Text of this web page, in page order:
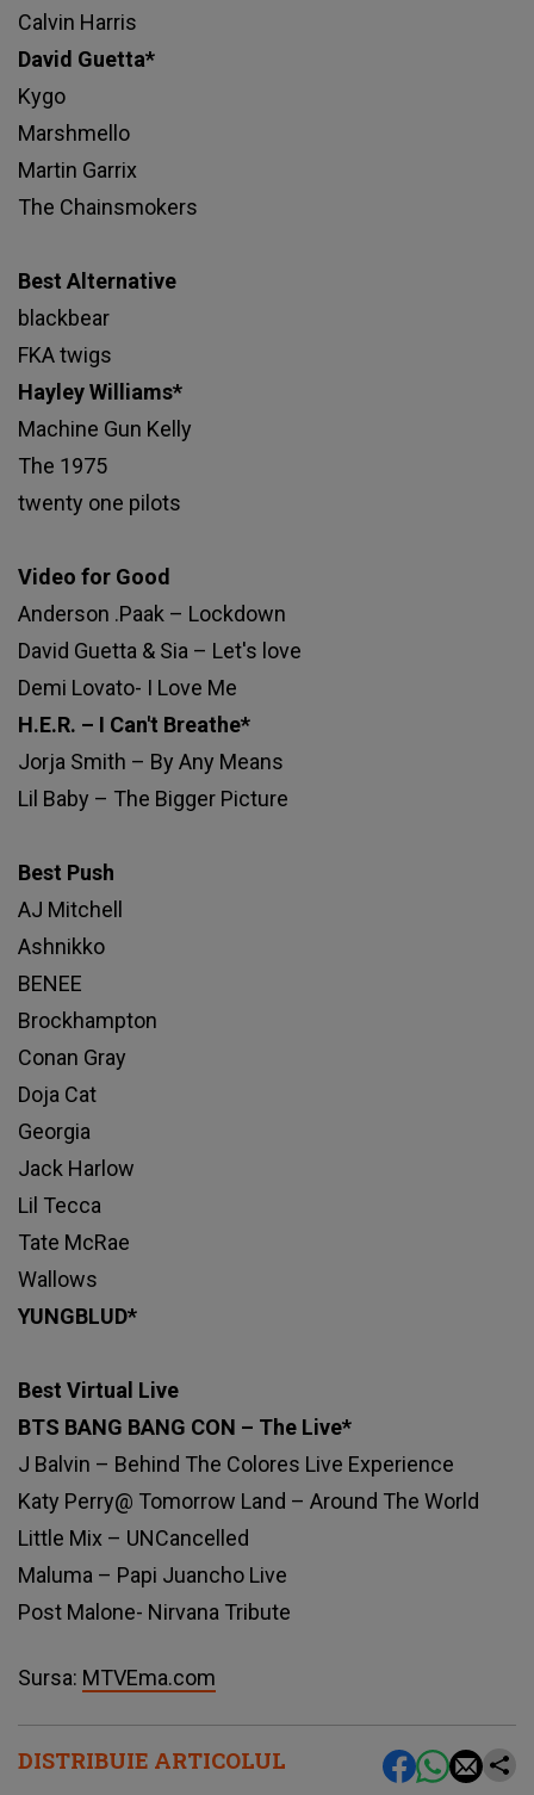
DISTRIBUIE ARTICOLUL
Calvin Harris
David Guetta*
Kygo
Marshmello
Martin Garrix
The Chainsmokers
Best Alternative
blackbear
FKA twigs
Hayley Williams*
Machine Gun Kelly
The 1975
twenty one pilots
Video for Good
Anderson .Paak – Lockdown
David Guetta & Sia – Let's love
Demi Lovato- I Love Me
H.E.R. – I Can't Breathe*
Jorja Smith – By Any Means
Lil Baby – The Bigger Picture
Best Push
AJ Mitchell
Ashnikko
BENEE
Brockhampton
Conan Gray
Doja Cat
Georgia
Jack Harlow
Lil Tecca
Tate McRae
Wallows
YUNGBLUD*
Best Virtual Live
BTS BANG BANG CON – The Live*
J Balvin – Behind The Colores Live Experience
Katy Perry@ Tomorrow Land – Around The World
Little Mix – UNCancelled
Maluma – Papi Juancho Live
Post Malone- Nirvana Tribute
Sursa: MTVEma.com